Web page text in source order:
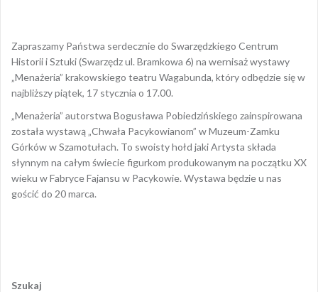
Zapraszamy Państwa serdecznie do Swarzędzkiego Centrum
Historii i Sztuki (Swarzędz ul. Bramkowa 6) na wernisaż wystawy
„Menażeria” krakowskiego teatru Wagabunda, który odbędzie się w
najbliższy piątek, 17 stycznia o 17.00.
„Menażeria” autorstwa Bogusława Pobiedzińskiego zainspirowana
została wystawą „Chwała Pacykowianom” w Muzeum-Zamku
Górków w Szamotułach. To swoisty hołd jaki Artysta składa
słynnym na całym świecie figurkom produkowanym na początku XX
wieku w Fabryce Fajansu w Pacykowie. Wystawa będzie u nas
gościć do 20 marca.
wpisu
Szukaj